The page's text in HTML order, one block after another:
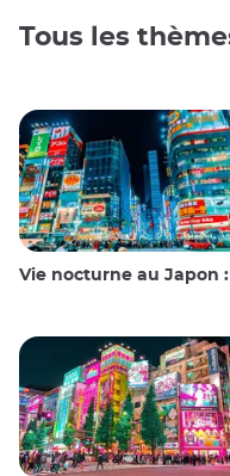
Tous les
Vie nocturne au Japon : Sortir, voir et